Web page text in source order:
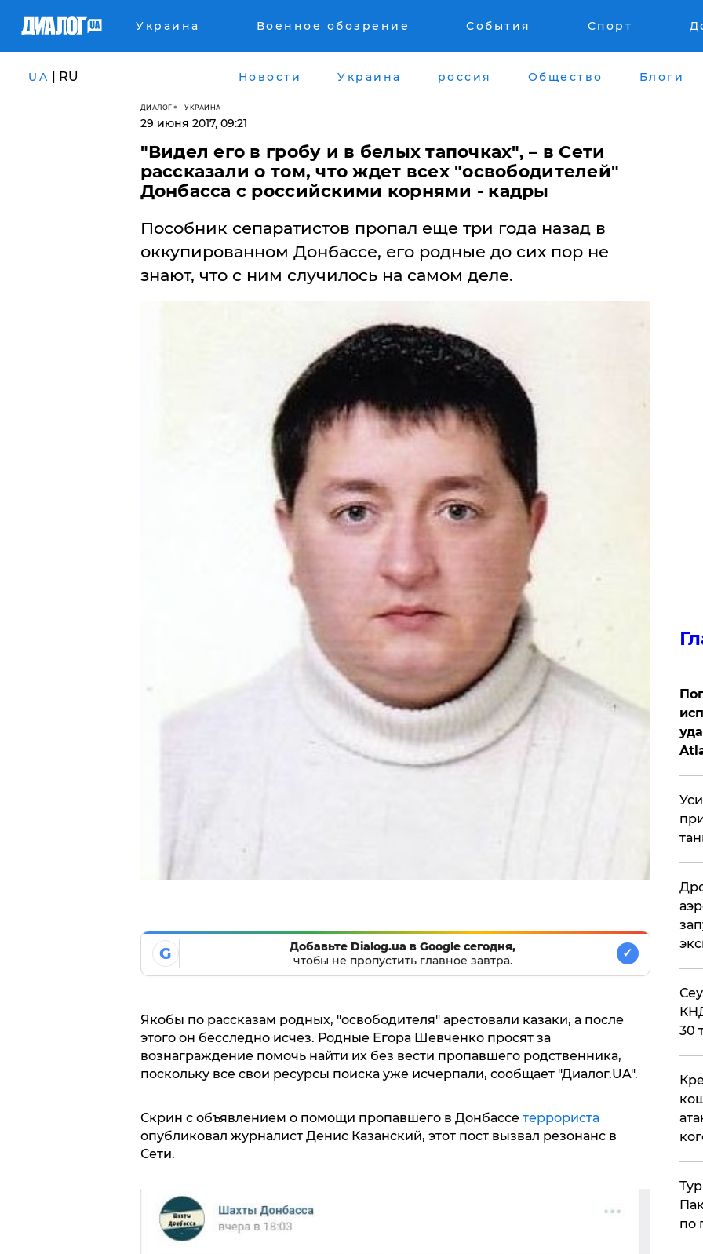
Украина Военное обозрение События Спорт
UA | RU Новости Украина россия Общество Блоги
ДИАЛОГ УКРАИНА
29 июня 2017, 09:21
"Видел его в гробу и в белых тапочках", – в Сети
рассказали о том, что ждет всех "освободителей"
Донбасса с российскими корнями - кадры
Пособник сепаратистов пропал еще три года назад в
оккупированном Донбассе, его родные до сих пор не
знают, что с ним случилось на самом деле.
G
Добавьте Dialog.ua в Google сегодня,
чтобы не пропустить главное завтра.
✓
Якобы по рассказам родных, "освободителя" арестовали казаки, а после
этого он бесследно исчез. Родные Егора Шевченко просят за
вознаграждение помочь найти их без вести пропавшего родственника,
поскольку все свои ресурсы поиска уже исчерпали, сообщает "Диалог.UA".
Скрин с объявлением о помощи пропавшего в Донбассетеррориста
опубликовал журналист Денис Казанский, этот пост вызвал резонанс в
Сети.
30
по